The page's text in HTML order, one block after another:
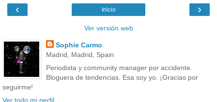
‹ ›
Inicio
Ver versión web
Sophie Carmo
Madrid, Madrid, Spain
Periodista y community manager por accidente.
Bloguera de tendencias. Esa soy yo. ¡Gracias por
seguirme!
Ver todo mi perfil